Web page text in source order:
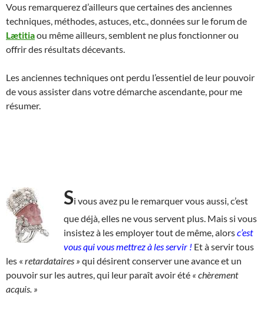
Vous remarquerez d’ailleurs que certaines des anciennes
techniques, méthodes, astuces, etc., données sur le forum de
Lætitiaou même ailleurs, semblent ne plus fonctionner ou
offrir des résultats décevants.
Les anciennes techniques ont perdu l’essentiel de leur pouvoir
de vous assister dans votre démarche ascendante, pour me
résumer.
Si vous avez pu le remarquer vous aussi, c’est
que déjà, elles ne vous servent plus. Mais si vous
insistez à les employer tout de même, alorsc’est
vous qui vous mettrez à les servir ! Et à servir tous
les « retardataires » qui désirent conserver une avance et un
pouvoir sur les autres, qui leur paraît avoir été « chèrement
acquis. »